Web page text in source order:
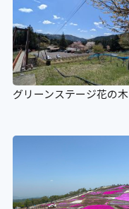
グリーンステージ花の木